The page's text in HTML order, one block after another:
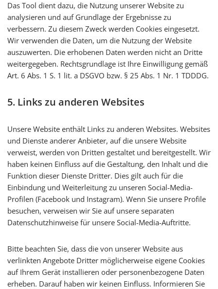
Das Tool dient dazu, die Nutzung unserer Website zu
analysieren und auf Grundlage der Ergebnisse zu
verbessern. Zu diesem Zweck werden Cookies eingesetzt.
Wir verwenden die Daten, um die Nutzung der Website
auszuwerten. Die erhobenen Daten werden nicht an Dritte
weitergegeben. Rechtsgrundlage ist Ihre Einwilligung gemäß
Art. 6 Abs. 1 S. 1 lit. a DSGVO bzw. § 25 Abs. 1 Nr. 1 TDDDG.
5. Links zu anderen Websites
Unsere Website enthält Links zu anderen Websites. Websites
und Dienste anderer Anbieter, auf die unsere Website
verweist, werden von Dritten gestaltet und bereitgestellt. Wir
haben keinen Einfluss auf die Gestaltung, den Inhalt und die
Funktion dieser Dienste Dritter. Dies gilt auch für die
Einbindung und Weiterleitung zu unseren Social-Media-
Profilen (Facebook und Instagram). Wenn Sie unsere Profile
besuchen, verweisen wir Sie auf unsere separaten
Datenschutzhinweise für unsere Social-Media-Auftritte.
Bitte beachten Sie, dass die von unserer Website aus
verlinkten Angebote Dritter möglicherweise eigene Cookies
auf Ihrem Gerät installieren oder personenbezogene Daten
erheben. Darauf haben wir keinen Einfluss. Informieren Sie